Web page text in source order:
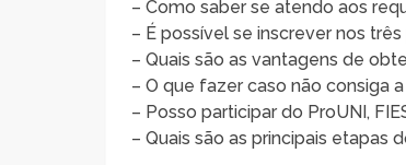
– Como saber se atendo aos
– É possível se inscrever nos
– Quais são as vantagens de
– O que fazer caso não consiga
– Posso participar do ProUNI,
– Quais são as principais etapas